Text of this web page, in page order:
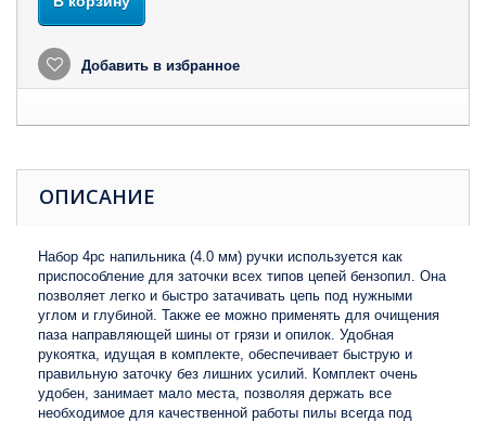
Добавить в избранное
ОПИСАНИЕ
Набор 4pc напильника (4.0 мм) ручки используется как
приспособление для заточки всех типов цепей бензопил. Она
позволяет легко и быстро затачивать цепь под нужными
углом и глубиной. Также ее можно применять для очищения
паза направляющей шины от грязи и опилок. Удобная
рукоятка, идущая в комплекте, обеспечивает быструю и
правильную заточку без лишних усилий. Комплект очень
удобен, занимает мало места, позволяя держать все
необходимое для качественной работы пилы всегда под